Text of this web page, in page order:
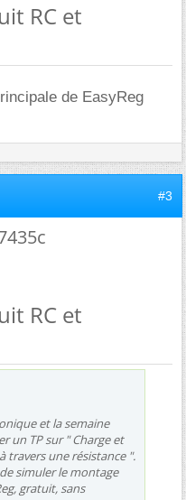
RC et
de EasyReg
#3
RC et
et la semaine
un TP sur " Charge et
travers une résistance ".
simuler le montage
gratuit, sans